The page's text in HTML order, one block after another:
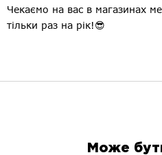
Чекаємо на вас в магазинах
тільки раз на рік!😎
Може